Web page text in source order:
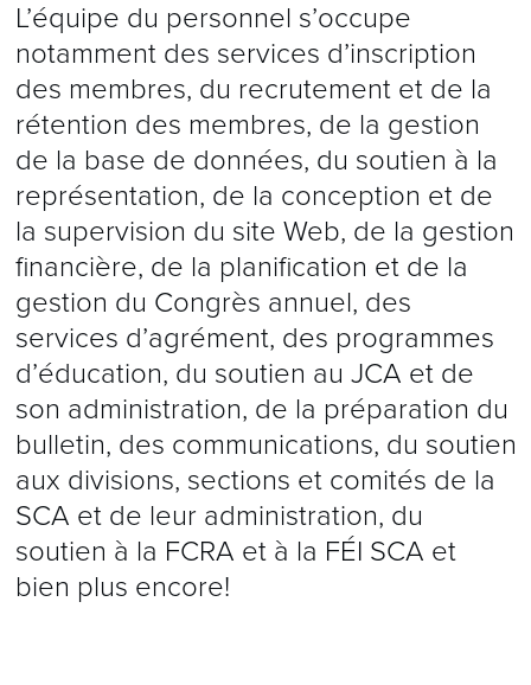
L’équipe du personnel s’occupe
notamment des services d’inscription
des membres, du recrutement et de la
rétention des membres, de la gestion
de la base de données, du soutien à la
représentation, de la conception et de
la supervision du site Web, de la gestion
financière, de la planification et de la
gestion du Congrès annuel, des
services d’agrément, des programmes
d’éducation, du soutien au JCA et de
son administration, de la préparation du
bulletin, des communications, du soutien
aux divisions, sections et comités de la
SCA et de leur administration, du
soutien à la FCRA et à la FÉI SCA et
bien plus encore!